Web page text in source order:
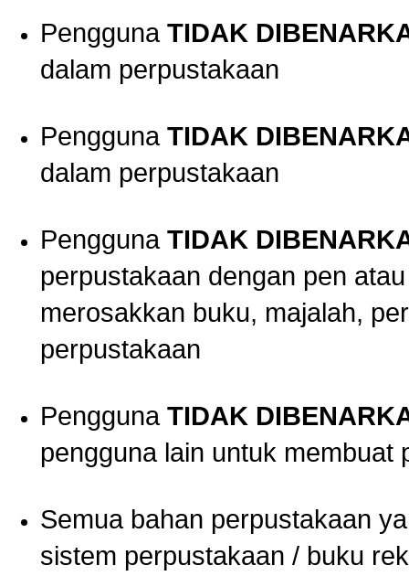
Pengguna TIDAK
dalam perpustakaan
Pengguna TIDAK
dalam perpustakaan
Pengguna TIDAK
perpustakaan dengan pen
merosakkan buku, majalah,
perpustakaan
Pengguna TIDAK
pengguna lain untuk membuat
Semua bahan perpustakaan
sistem perpustakaan / buku